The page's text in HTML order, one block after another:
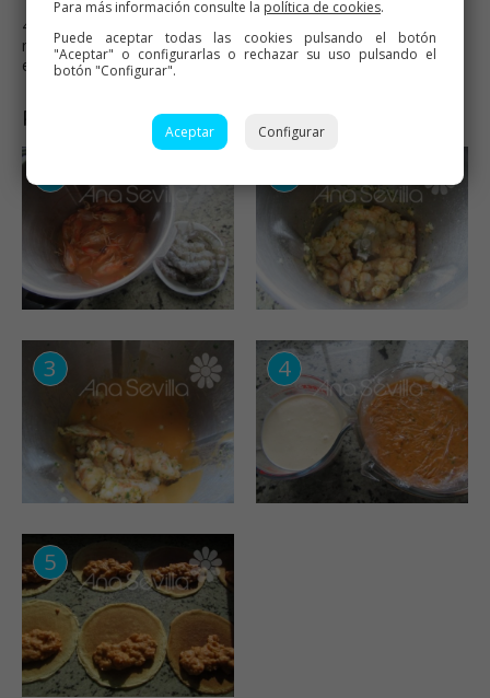
4- En ambos casos, horno precalentado a 200º, unos 10
minutos. Podéis dejarlos preparados de antemano, y hornear
en el momento de servir. Congelan muy bien.
Para más información consulte la política de cookies.
Puede aceptar todas las cookies pulsando el botón
"Aceptar" o configurarlas o rechazar su uso pulsando el
botón "Configurar".
Aceptar Configurar